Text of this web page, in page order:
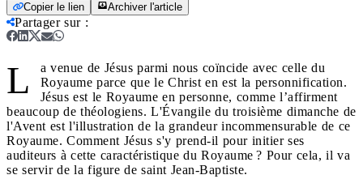
Copier le lien Archiver l'article
Partager sur:
L
a venue de Jésus parmi nous coïncide avec celle du
Royaume parce que le Christ en est la personnification.
Jésus est le Royaume en personne, comme l’affirment
beaucoup de théologiens. L'Évangile du troisième dimanche de
l'Avent est l'illustration de la grandeur incommensurable de ce
Royaume. Comment Jésus s'y prend-il pour initier ses
auditeurs à cette caractéristique du Royaume ? Pour cela, il va
se servir de la figure de saint Jean-Baptiste.